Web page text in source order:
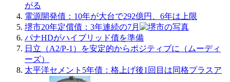
がる
電源開発債：10年が大台で292億円、6年は上限
堺市20年定償債：3年連続の7月
パナHDがハイブリッド債を準備
日立（A2/P-1）を安定的からポジティブに（ムーディ
ーズ）
太平洋セメント5年債：格上げ後1回目は同格プラスア